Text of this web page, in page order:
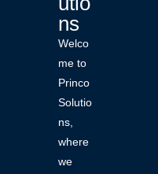
ns
Welco
me to
Princo
Solutio
ns,
where
we